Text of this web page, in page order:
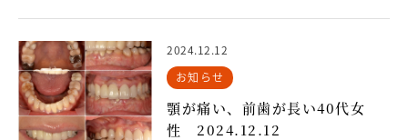
2024.12.12
お知らせ
顎が痛い、前歯が長い40代女
性 2024.12.12